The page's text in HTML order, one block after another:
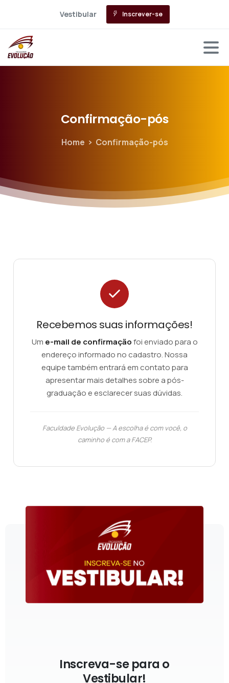
Vestibular Inscrever-se
Confirmação-pós
Home Confirmação-pós
Recebemos suas informações!
Um e-mail de confirmaçãofoi enviado para o
endereço informado no cadastro. Nossa
equipe também entrará em contato para
apresentar mais detalhes sobre a pós-
graduação e esclarecer suas dúvidas.
Faculdade Evolução — A escolha é com você, o
caminho é com a FACEP.
Inscreva-se para o
Vestibular!